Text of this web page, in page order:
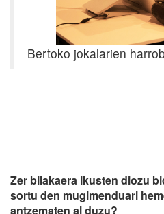
Bertoko jokalarien
Zer bilakaera ikusten diozu
sortu den mugimenduari
antzematen al duzu?